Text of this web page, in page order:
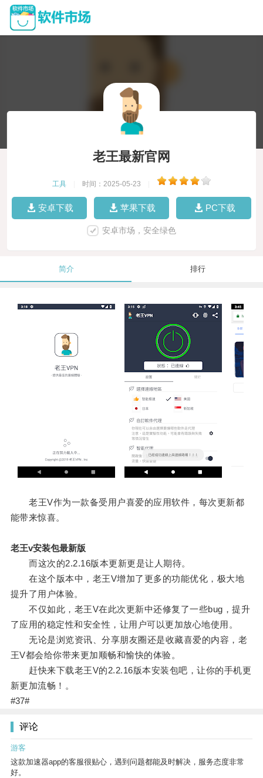
老王最新官网
工具 时间：2025-05-23
安卓下载 苹果下载 PC下载
安卓市场，安全绿色
简介 排行
老王V作为一款备受用户喜爱的应用软件，每次更新都
能带来惊喜。
老王v安装包最新版
而这次的2.2.16版本更新更是让人期待。
在这个版本中，老王V增加了更多的功能优化，极大地
提升了用户体验。
不仅如此，老王V在此次更新中还修复了一些bug，提升
了应用的稳定性和安全性，让用户可以更加放心地使用。
无论是浏览资讯、分享朋友圈还是收藏喜爱的内容，老
王V都会给你带来更加顺畅和愉快的体验。
赶快来下载老王V的2.2.16版本安装包吧，让你的手机更
新更加流畅！。
#37#
评论
游客
这款加速器app的客服很贴心，遇到问题都能及时解决，服务态度非常
好。